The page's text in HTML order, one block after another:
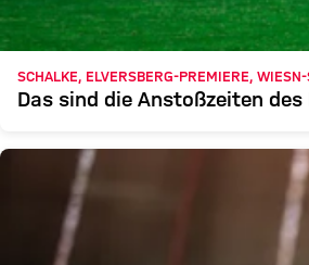
SCHALKE, ELVERSBERG-PREMIERE,
Das sind die Anstoßzeiten des